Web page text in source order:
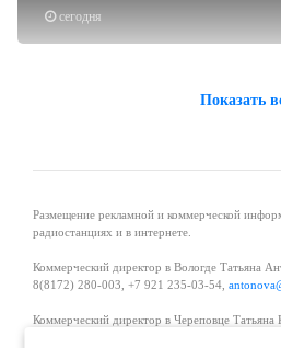
сегодня
Показать
Размещение рекламной и коммерческой
радиостанциях и в интернете.
Коммерческий директор в Вологде Татьяна
8(8172) 280-003, +7 921 235-03-54,
Коммерческий директор в Череповце Татьяна